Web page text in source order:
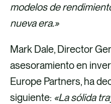
modelos de
nueva era.»
Mark Dale, Director
asesoramiento en
Europe Partners, ha
siguiente: «La sólida